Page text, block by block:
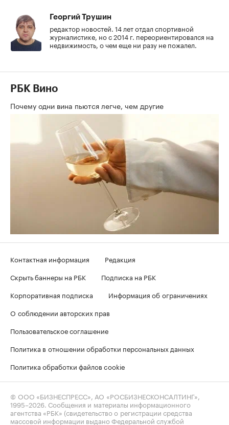
Георгий Трушин
редактор новостей. 14 лет отдал спортивной
журналистике, но с 2014 г. переориентировался на
недвижимость, о чем еще ни разу не пожалел.
РБК Вино
Почему одни вина пьются легче, чем другие
Контактная информация
Редакция
Скрыть баннеры на РБК
Подписка на РБК
Корпоративная подписка
Информация об ограничениях
О соблюдении авторских прав
Пользовательское соглашение
Политика в отношении обработки персональных данных
Политика обработки файлов cookie
© ООО «БИЗНЕСПРЕСС», АО «РОСБИЗНЕСКОНСАЛТИНГ»,
1995–2026 . Сообщения и материалы информационного
агентства «РБК» (свидетельство о регистрации средства
массовой информации выдано Федеральной службой